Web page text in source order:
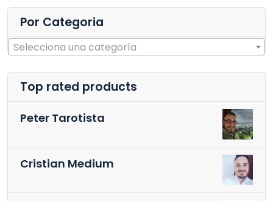
Por Categoria
Selecciona una categoría
Top rated products
Peter Tarotista
Cristian Medium